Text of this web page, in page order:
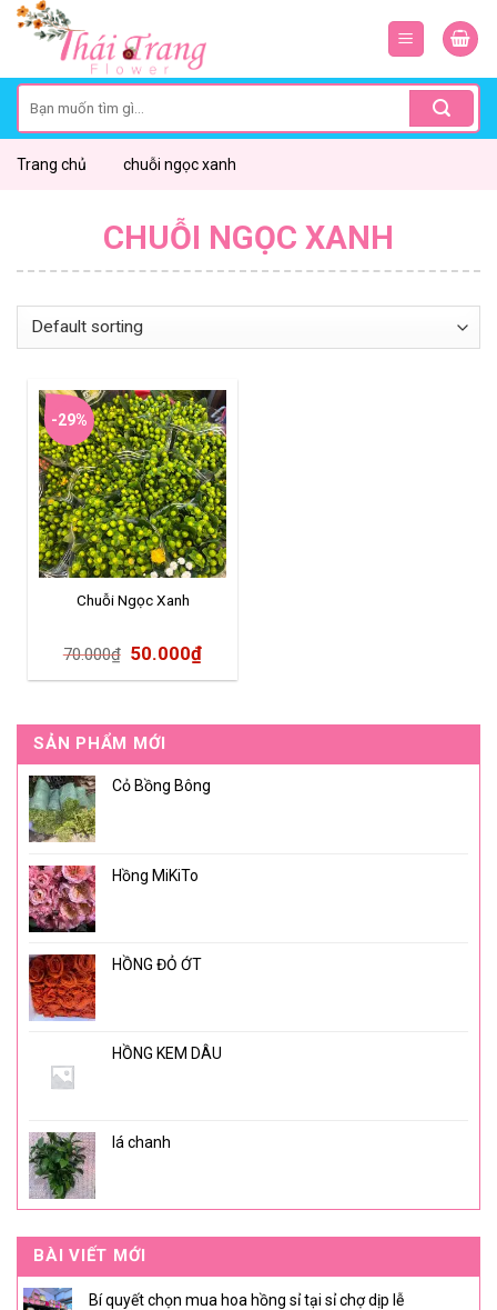
Skip
for:
Trang chủ chuỗi ngọc xanh
CHUỖI NGỌC XANH
-29%
Chuỗi Ngọc Xanh
70.000₫ 50.000₫
SẢN PHẨM MỚI
Cỏ Bồng Bông
Hồng MiKiTo
HỒNG ĐỎ ỚT
HỒNG KEM DÂU
lá chanh
BÀI VIẾT MỚI
Bí quyết chọn mua hoa hồng sỉ tại sỉ chợ dịp lễ